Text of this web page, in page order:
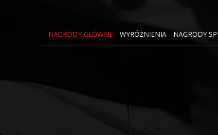
NAGRODY GŁÓWNE WYRÓŻNIENIA NAGRODY